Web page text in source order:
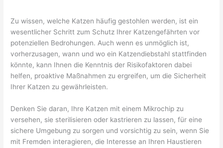
Zu wissen, welche Katzen häufig gestohlen werden, ist ein
wesentlicher Schritt zum Schutz Ihrer Katzengefährten vor
potenziellen Bedrohungen. Auch wenn es unmöglich ist,
vorherzusagen, wann und wo ein Katzendiebstahl stattfinden
könnte, kann Ihnen die Kenntnis der Risikofaktoren dabei
helfen, proaktive Maßnahmen zu ergreifen, um die Sicherheit
Ihrer Katzen zu gewährleisten.
Denken Sie daran, Ihre Katzen mit einem Mikrochip zu
versehen, sie sterilisieren oder kastrieren zu lassen, für eine
sichere Umgebung zu sorgen und vorsichtig zu sein, wenn Sie
mit Fremden interagieren, die Interesse an Ihren Haustieren